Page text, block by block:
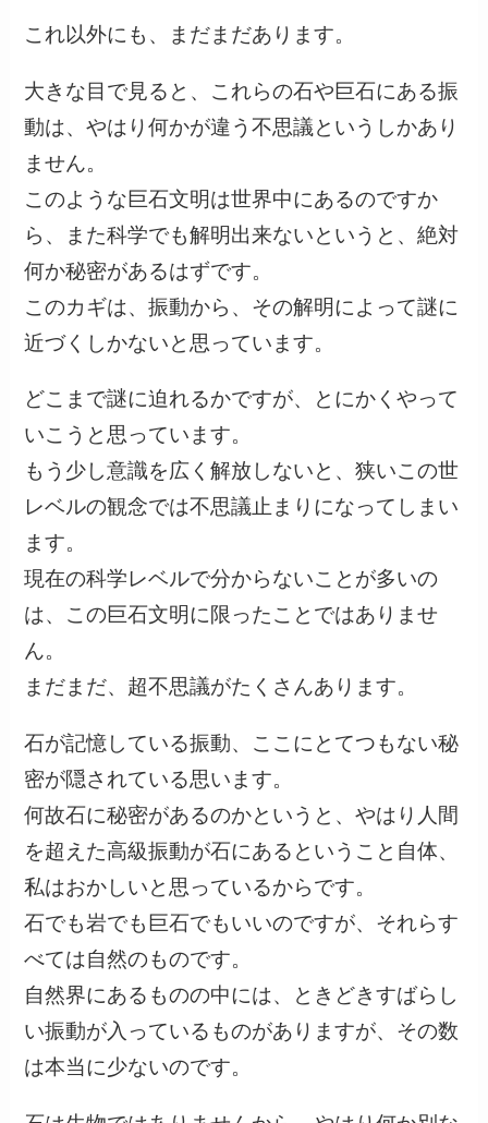
これ以外にも、まだまだあります。
大きな目で見ると、これらの石や巨石にある振
動は、やはり何かが違う不思議というしかあり
ません。
このような巨石文明は世界中にあるのですか
ら、また科学でも解明出来ないというと、絶対
何か秘密があるはずです。
このカギは、振動から、その解明によって謎に
近づくしかないと思っています。
どこまで謎に迫れるかですが、とにかくやって
いこうと思っています。
もう少し意識を広く解放しないと、狭いこの世
レベルの観念では不思議止まりになってしまい
ます。
現在の科学レベルで分からないことが多いの
は、この巨石文明に限ったことではありませ
ん。
まだまだ、超不思議がたくさんあります。
石が記憶している振動、ここにとてつもない秘
密が隠されている思います。
何故石に秘密があるのかというと、やはり人間
を超えた高級振動が石にあるということ自体、
私はおかしいと思っているからです。
石でも岩でも巨石でもいいのですが、それらす
べては自然のものです。
自然界にあるものの中には、ときどきすばらし
い振動が入っているものがありますが、その数
は本当に少ないのです。